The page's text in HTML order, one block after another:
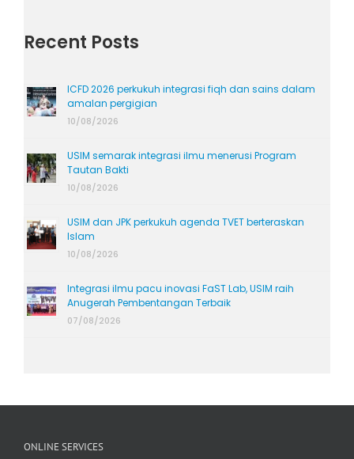
Recent Posts
ICFD 2026 perkukuh integrasi fiqh dan sains dalam
amalan pergigian
10/08/2026
USIM semarak integrasi ilmu menerusi Program
Tautan Bakti
10/08/2026
USIM dan JPK perkukuh agenda TVET berteraskan
Islam
10/08/2026
Integrasi ilmu pacu inovasi FaST Lab, USIM raih
Anugerah Pembentangan Terbaik
07/08/2026
ONLINE SERVICES